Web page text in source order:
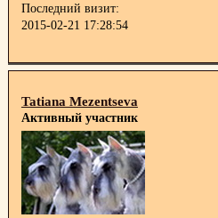
Последний визит:
2015-02-21 17:28:54
Tatiana Mezentseva
Активный участник